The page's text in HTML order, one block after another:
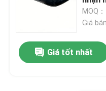
Tàu phóng túi khí
Tàu phóng bong bóng
MOQ：
Giá
Giá tốt nhất